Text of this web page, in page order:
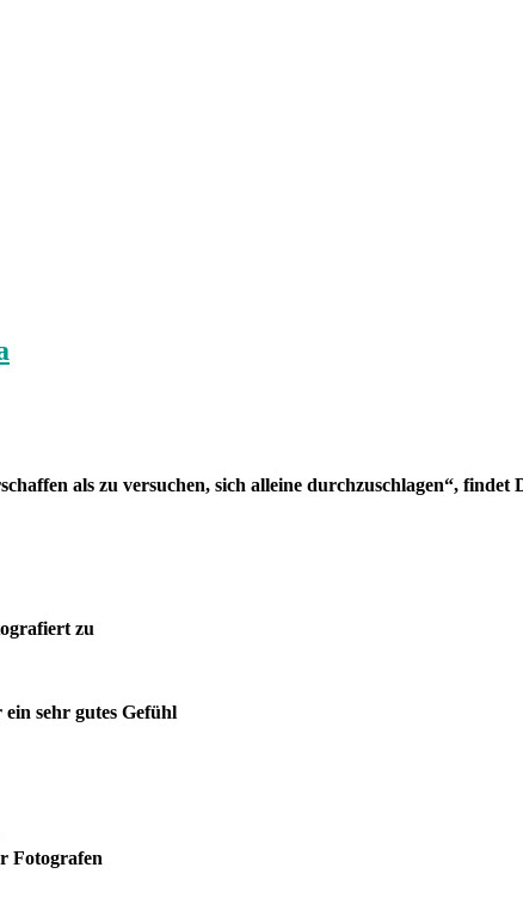
als zu versuchen, sich alleine durchzuschlagen“, findet
zu
sehr gutes Gefühl
Fotografen